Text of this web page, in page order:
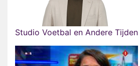
Studio Voetbal en Andere